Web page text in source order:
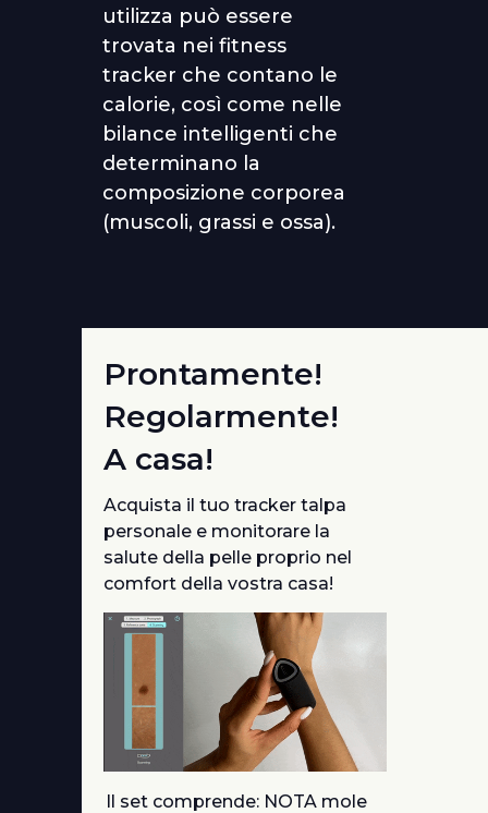
utilizza può essere
trovata nei fitness
tracker che contano le
calorie, così come nelle
bilance intelligenti che
determinano la
composizione corporea
(muscoli, grassi e ossa).
Prontamente!
Regolarmente!
A casa!
Acquista il tuo tracker talpa
personale e monitorare la
salute della pelle proprio nel
comfort della vostra casa!
Il set comprende: NOTA mole